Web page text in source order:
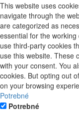
This website uses
navigate through the
are categorized as
essential for the
use third-party cookies
use this website. These
with your consent. You
cookies. But opting out
on your browsing
Potrebné
Potrebné